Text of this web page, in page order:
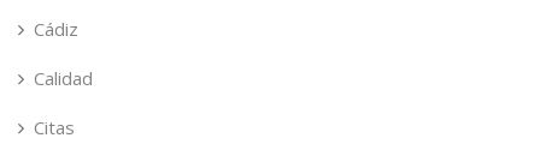
Cádiz
Calidad
Citas